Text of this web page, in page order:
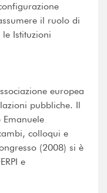
il ruolo di
Istituzioni
europea
pubbliche. Il
colloqui e
(2008) si è
e